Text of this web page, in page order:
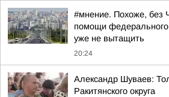
#мнение. Похоже, без
помощи
уже не вытащить
20:24
Александр Шуваев:
Ракитянского округа